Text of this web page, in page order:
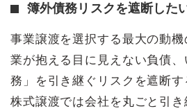
簿外債務リスクを遮断した
事業譲渡を選択する最大の動
業が抱える目に見えない負債
務」を引き継ぐリスクを遮断す
株式譲渡では会社を丸ごと引